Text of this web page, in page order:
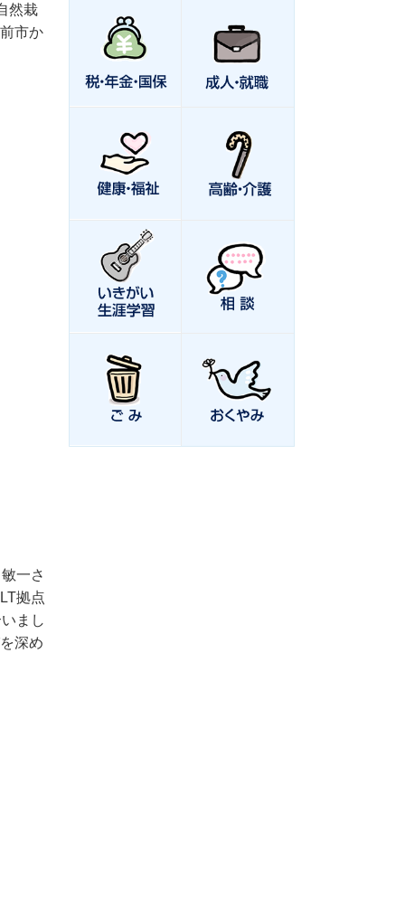
然栽
市か
一さ
拠点
まし
深め